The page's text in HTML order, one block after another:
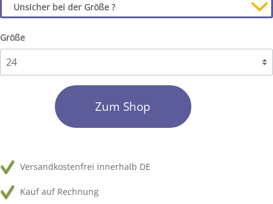
Unsicher bei der Größe ?
Größe
Zum Shop
Versandkostenfrei innerhalb DE
Kauf auf Rechnung